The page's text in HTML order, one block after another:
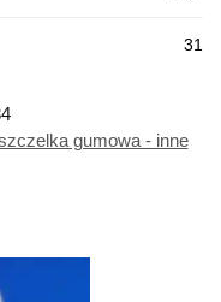
31
gumowa - inne